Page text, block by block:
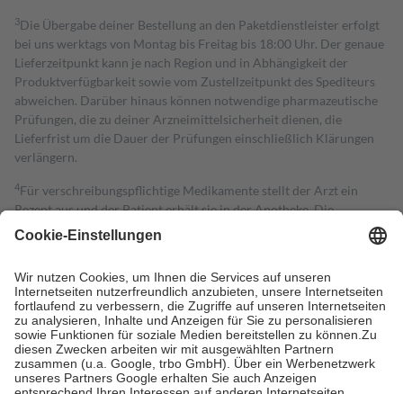
3Die Übergabe deiner Bestellung an den Paketdienstleister erfolgt
bei uns werktags von Montag bis Freitag bis 18:00 Uhr. Der genaue
Lieferzeitpunkt kann je nach Region und in Abhängigkeit der
Produktverfügbarkeit sowie vom Zustellzeitpunkt des Spediteurs
abweichen. Darüber hinaus können notwendige pharmazeutische
Prüfungen, die zu deiner Arzneimittelsicherheit dienen, die
Lieferfrist um die Dauer der Prüfungen einschließlich Klärungen
verlängern.
4Für verschreibungspflichtige Medikamente stellt der Arzt ein
Rezept aus und der Patient erhält sie in der Apotheke. Die
gesetzliche Krankenversicherung übernimmt in der Regel die
Kosten dafür, der Versicherte trägt einen Teil davon als Zuzahlung
Grundsätzlich leisten Mitglieder Zuzahlungen in Höhe von zehn
Prozent des Abgabepreises,mindestens jedochfünf Euround
höchstens zehn Euro.Es sind jedoch nie mehr als die tatsächlichen
Kosten der Leistung zu entrichten.
Diese Regeln gelten grundsätzlich auch für Online-Apotheken.
Bei Heilmitteln und häuslicher Krankenpflege beträgt die